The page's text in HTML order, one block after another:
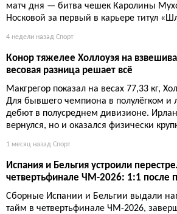
матч дня — битва чешек Каролины
Носковой за первый в карьере титул
4 недели назад Спорт
Конор тяжелее Холлоуэя на
весовая разница решает всё
Макгрегор показал на весах 77,33 кг,
Для бывшего чемпиона в полулёгком и
дебют в полусреднем дивизионе.
вернулся, но и оказался физически
1 месяц назад Спорт
Испания и Бельгия устроили
четвертьфинале ЧМ-2026: 1:1 после
Сборные Испании и Бельгии выдали
тайм в четвертьфинале ЧМ-2026,